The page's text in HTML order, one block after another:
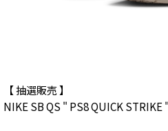
【 抽選販売 】
NIKE SB QS " PS8 QUICK STRIKE